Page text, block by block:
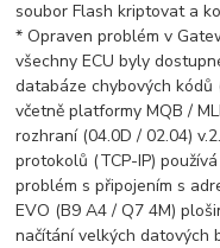
soubor Flash kriptovat a
* Opraven problém v
všechny ECU byly
databáze chybových kódů
včetně platformy MQB /
rozhraní (04.0D / 02.04)
protokolů (TCP-IP)
problém s připojením s
EVO (B9 A4 / Q7 4M)
načítání velkých datových